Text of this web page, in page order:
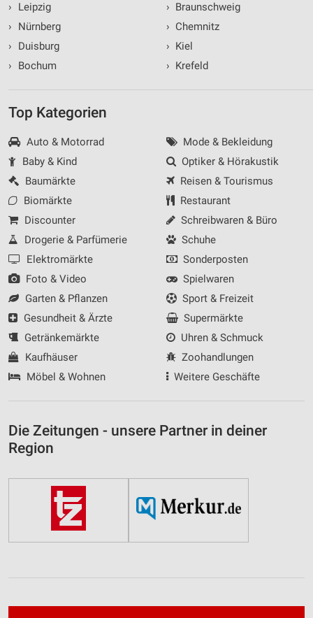
›
Leipzig
›
Nürnberg
›
Duisburg
›
Bochum
› Braunschweig
› Chemnitz
› Kiel
› Krefeld
Top Kategorien
Auto & Motorrad
Baby & Kind
Baumärkte
Biomärkte
Discounter
Drogerie & Parfümerie
Elektromärkte
Foto & Video
Garten & Pflanzen
Gesundheit & Ärzte
Getränkemärkte
Kaufhäuser
Möbel & Wohnen
Mode & Bekleidung
Optiker & Hörakustik
Reisen & Tourismus
Restaurant
Schreibwaren & Büro
Schuhe
Sonderposten
Spielwaren
Sport & Freizeit
Supermärkte
Uhren & Schmuck
Zoohandlungen
Weitere Geschäfte
Die Zeitungen - unsere Partner in deiner
Region